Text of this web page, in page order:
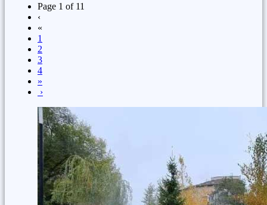
Page 1 of 11
‹
«
1
2
3
4
»
›